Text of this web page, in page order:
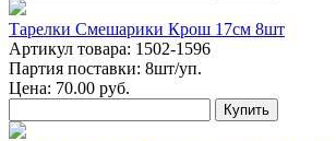
Тарелки Смешарики Крош 17см 8шт
Артикул товара: 1502-1596
Партия поставки: 8шт/уп.
Цена: 70.00 руб.
Купить